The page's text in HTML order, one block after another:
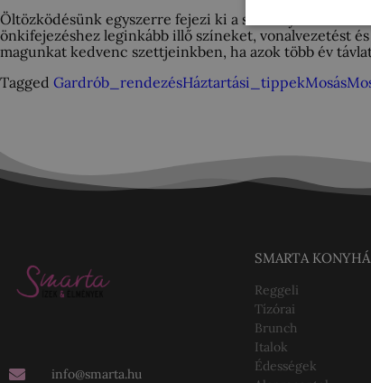
Öltözködésünk egyszerre fejezi ki a személyes
önkifejezéshez leginkább illő színeket, vonalvezetést
magunkat kedvenc szettjeinkben, ha azok több év
Tagged Gardrób_rendezésHáztartási_tippekMosás
info@smarta.hu
SMARTA
Reggeli
Tízórai
Brunch
Italok
Édességek